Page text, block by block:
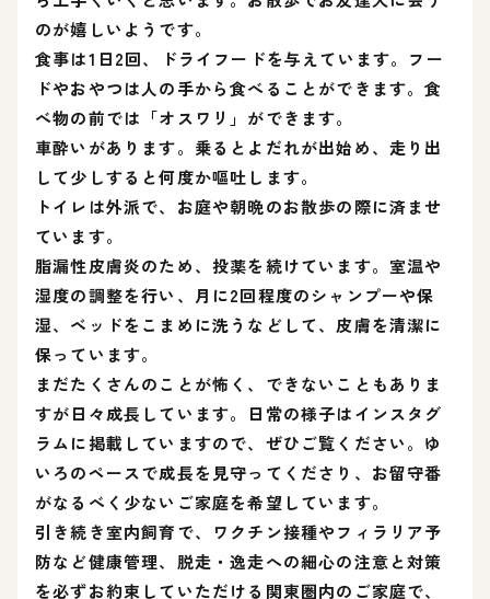
のが嬉しいようです。
食事は1日2回、ドライフードを与えています。フー
ドやおやつは人の手から食べることができます。食
べ物の前では「オスワリ」ができます。
車酔いがあります。乗るとよだれが出始め、走り出
して少しすると何度か嘔吐します。
トイレは外派で、お庭や朝晩のお散歩の際に済ませ
ています。
脂漏性皮膚炎のため、投薬を続けています。室温や
湿度の調整を行い、月に2回程度のシャンプーや保
湿、ベッドをこまめに洗うなどして、皮膚を清潔に
保っています。
まだたくさんのことが怖く、できないこともありま
すが日々成長しています。日常の様子はインスタグ
ラムに掲載していますので、ぜひご覧ください。ゆ
いろのペースで成長を見守ってくださり、お留守番
がなるべく少ないご家庭を希望しています。
引き続き室内飼育で、ワクチン接種やフィラリア予
防など健康管理、脱走・逸走への細心の注意と対策
を必ずお約束していただける関東圏内のご家庭で、